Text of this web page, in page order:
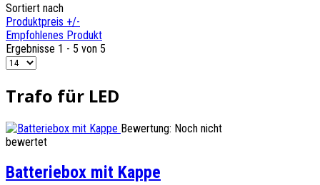
Sortiert nach
Produktpreis +/-
Empfohlenes Produkt
Ergebnisse 1 - 5 von 5
Trafo für LED
Bewertung: Noch nicht
bewertet
Batteriebox mit Kappe